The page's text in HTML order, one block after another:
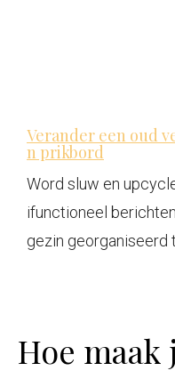
Verander een oud
n prikbord
Word sluw en
ifunctioneel
gezin georganiseerd
Hoe